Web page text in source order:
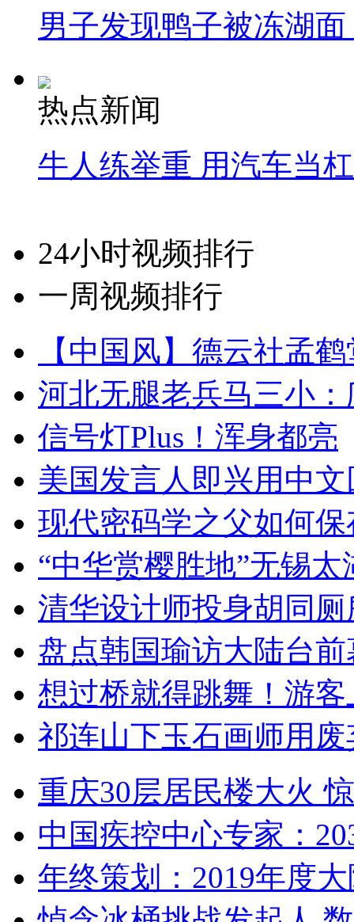
男子发现鸭子被冻湖
热点新闻
牛人练举重 用汽车当
24小时视频排行
一周视频排行
【中国风】德云社孟
河北无腿老兵马三小
信号灯Plus！浑身都亮
美国发言人即兴用中
现代密码学之父如何
“中华赏樱胜地”无锡
清华设计师投身胡同
盘点韩国瑜访大陆台
想过桥就得跳舞！游客
祁连山下玉石画师用
重庆30层居民楼大火
中国疾控中心专家：
年终策划：2019年度